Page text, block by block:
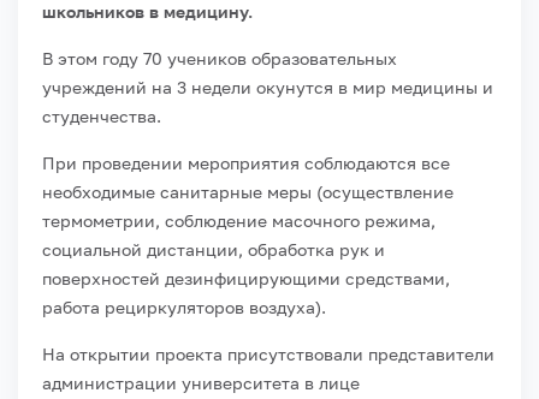
школьников в медицину.
В этом году 70 учеников образовательных
учреждений на 3 недели окунутся в мир медицины и
студенчества.
При проведении мероприятия соблюдаются все
необходимые санитарные меры (осуществление
термометрии, соблюдение масочного режима,
социальной дистанции, обработка рук и
поверхностей дезинфицирующими средствами,
работа рециркуляторов воздуха).
На открытии проекта присутствовали представители
администрации университета в лице